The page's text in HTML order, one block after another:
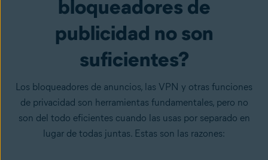
bloqueadores de
publicidad no son
suficientes?
Los bloqueadores de anuncios, las VPN y otras funciones
de privacidad son herramientas fundamentales, pero no
son del todo eficientes cuando las usas por separado en
lugar de todas juntas. Estas son las razones: